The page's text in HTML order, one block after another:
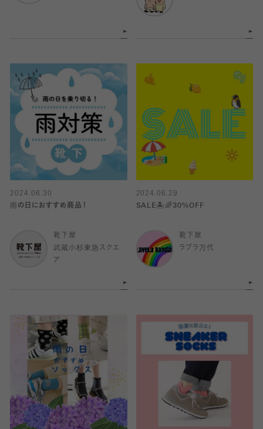
2024.06.30
雨の日におすすめ商品！
靴下屋
武蔵小杉東急スクエ
ア
2024.06.29
SALE🏝️🌈30%OFF
靴下屋
ラブラ万代